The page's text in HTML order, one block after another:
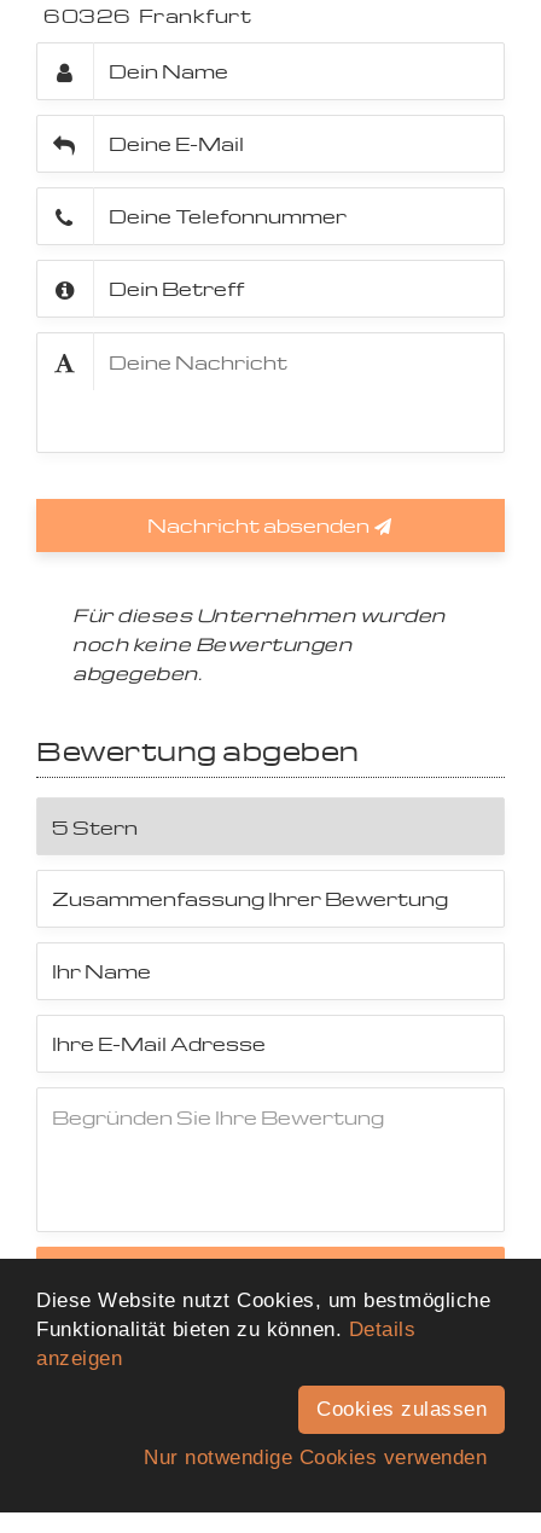
60326 Frankfurt
Nachricht absenden
Für dieses Unternehmen wurden
noch keine Bewertungen
abgegeben.
Bewertung abgeben
Diese Website nutzt Cookies, um bestmögliche
Funktionalität bieten zu können. Details
anzeigen
Cookies zulassen
Nur notwendige Cookies verwenden